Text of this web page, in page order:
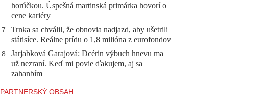
horúčkou. Úspešná martinská primárka hovorí o
cene kariéry
7. Trnka sa chválil, že obnovia nadjazd, aby ušetrili
státisíce. Reálne prídu o 1,8 milióna z eurofondov
8. Jarjabková Garajová: Dcérin výbuch hnevu ma
už nezraní. Keď mi povie ďakujem, aj sa
zahanbím
PARTNERSKÝ OBSAH